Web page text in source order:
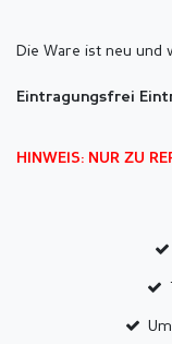
Die Ware ist neu und
Eintragungsfrei
HINWEIS: NUR ZU